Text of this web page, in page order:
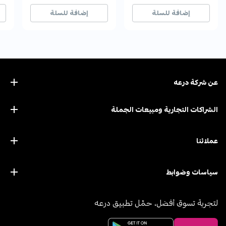
3+ بيع مؤخراً
3+ بيع مؤخراً
إضافة للسلة
134+ بيع مؤخراً
134+ بيع مؤخراً
إضافة للسلة
عن ﺷﺮﻛﺔ درﻋﻪ
الشراكات التجارية ومبيعات الجملة
عملائنا
سياسات وضوابط
لتجربة تسوق أفضل، حمّل تطبيق درعه